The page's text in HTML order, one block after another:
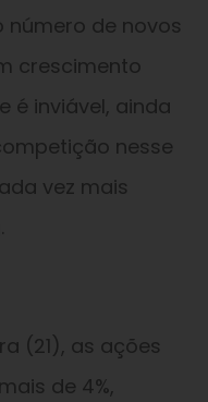
número de novos
crescimento
é inviável, ainda
nesse
vez mais
(21), as ações
de 4%,